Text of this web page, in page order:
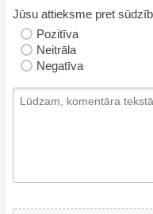
Jūsu attieksme pret
Pozitīva
Neitrāla
Negatīva